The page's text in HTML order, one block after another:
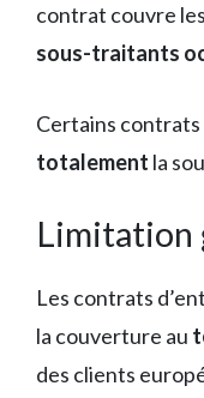
contrat couvre
sous-traitants
Certains contrats
totalement la
Limitation
Les contrats
la couverture au
des clients